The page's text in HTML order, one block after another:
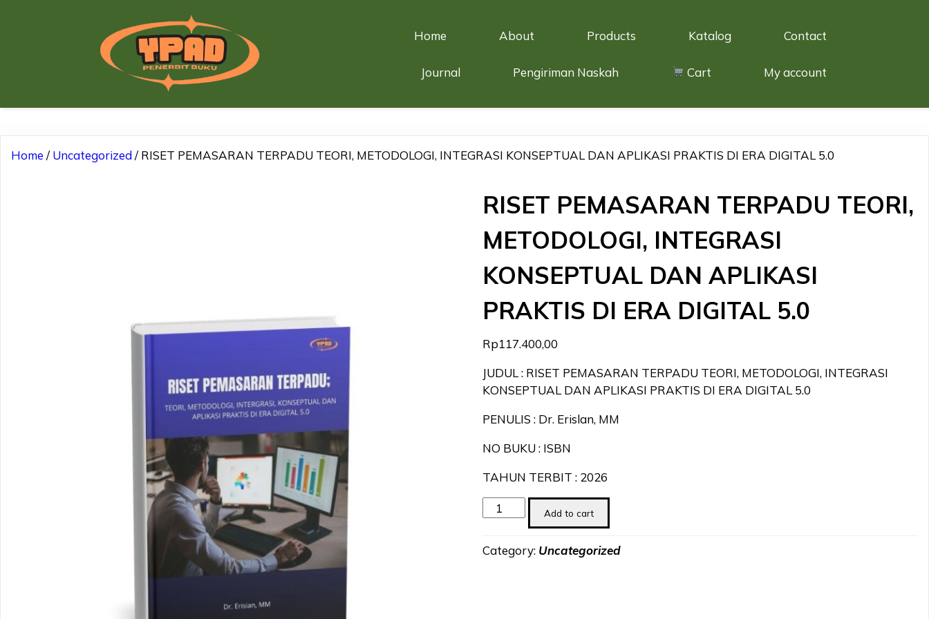
Home About Products Katalog Contact
Journal Pengiriman Naskah Cart My account
Home /Uncategorized/ RISET PEMASARAN TERPADU TEORI, METODOLOGI, INTEGRASI KONSEPTUAL DAN APLIKASI PRAKTIS DI ERA DIGITAL 5.0
RISET PEMASARAN TERPADU TEORI,
METODOLOGI, INTEGRASI
KONSEPTUAL DAN APLIKASI
PRAKTIS DI ERA DIGITAL 5.0
Rp117.400,00
JUDUL : RISET PEMASARAN TERPADU TEORI, METODOLOGI, INTEGRASI
KONSEPTUAL DAN APLIKASI PRAKTIS DI ERA DIGITAL 5.0
PENULIS : Dr. Erislan, MM
NO BUKU : ISBN
TAHUN TERBIT : 2026
RISET
PEMASARAN
TEORI,
Add to cart
Category: Uncategorized